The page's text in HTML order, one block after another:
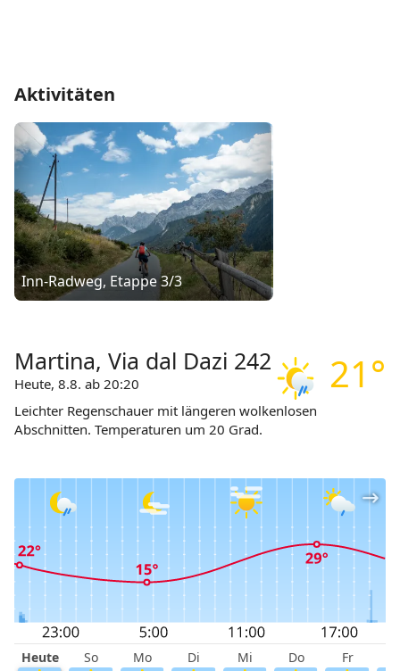
Aktivitäten
Inn-Radweg, Etappe 3/3
21°
Martina, Via dal Dazi 242
Heute, 8.8. ab 20:20
Leichter Regenschauer mit längeren wolkenlosen
Abschnitten. Temperaturen um 20 Grad.
Heute So Mo Di Mi Do Fr